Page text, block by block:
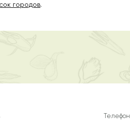
городов.
Телефон